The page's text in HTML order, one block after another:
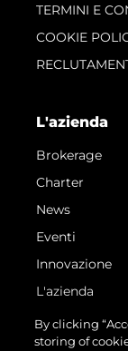
TERMINI E
COOKIE
L'azienda
Brokerage
Charter
News
Eventi
Innovazione
L'azienda
Il Team
Lifestyle
By clicking
storing of